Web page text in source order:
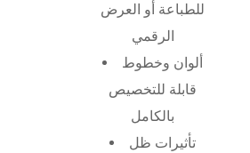
للطباعة أو العرض
الرقمي
ألوان وخطوط
قابلة للتخصيص
بالكامل
تأثيرات ظل